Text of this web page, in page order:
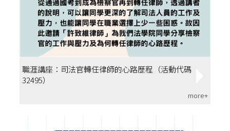
職涯講座：司法官轉任律師的心路歷程（活動代碼
32495）
more+